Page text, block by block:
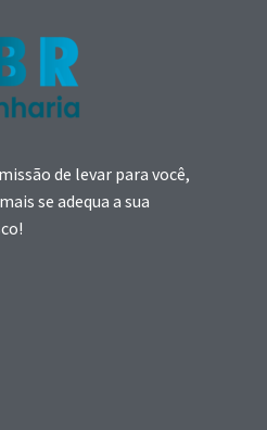
de levar para você,
se adequa a sua